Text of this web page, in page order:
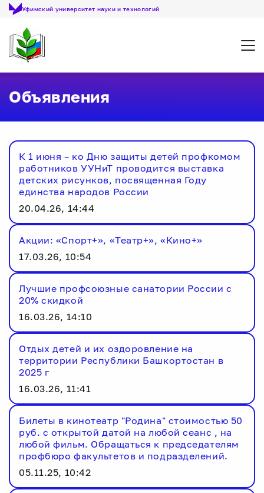
Уфимский университет науки и технологий
Объявления
К 1 июня – ко Дню защиты детей профкомом
работников УУНиТ проводится выставка
детских рисунков, посвященная Году
единства народов России
20.04.26, 14:44
Акции: «Спорт+», «Театр+», «Кино+»
17.03.26, 10:54
Лучшие профсоюзные санатории России с
20% скидкой
16.03.26, 14:10
Отдых детей и их оздоровление на
территории Республики Башкортостан в
2025 г
16.03.26, 11:41
Билеты в кинотеатр "Родина" стоимостью 50
руб. с открытой датой на любой сеанс , на
любой фильм. Обращаться к председателям
профбюро факультетов и подразделений.
05.11.25, 10:42